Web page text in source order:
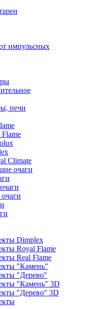
импульсных
печи
Climate
очаги
Dimplex
Royal Flame
Real Flame
"Камень"
"Дерево"
"Камень" 3D
"Дерево" 3D